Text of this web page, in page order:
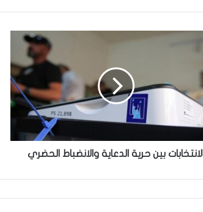
الانتخابات بين حرية الدعاية والانضباط الحضري